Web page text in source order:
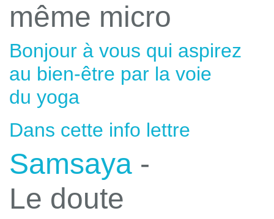
même micro
Bonjour à vous qui aspirez
au bien-être par la voie
du yoga
Dans cette info lettre
Samsaya -
Le doute